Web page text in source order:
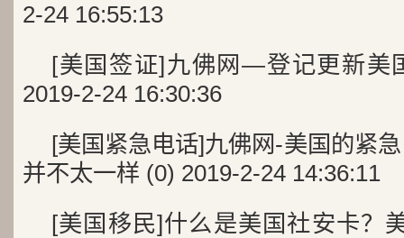
2-24 16:55:13
[美国签证]九佛网—登记更新美
2019-2-24 16:30:36
[美国紧急电话]九佛网-美国的紧
并不太一样 (0) 2019-2-24 14:36:11
[美国移民]什么是美国社安卡？